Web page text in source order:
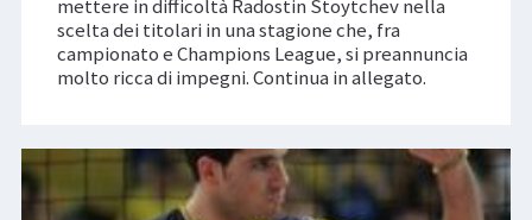
mettere in difficoltà Radostin Stoytchev nella
scelta dei titolari in una stagione che, fra
campionato e Champions League, si preannuncia
molto ricca di impegni. Continua in allegato.